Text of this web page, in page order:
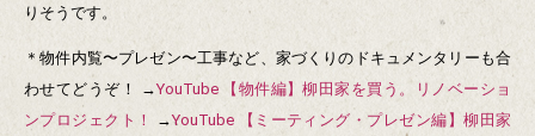
りそうです。
＊物件内覧〜プレゼン〜工事など、家づくりのドキュメンタリーも合
わせてどうぞ！
→YouTube 【物件編】柳田家を買う。リノベーショ
ンプロジェクト！
→YouTube 【ミーティング・プレゼン編】柳田家